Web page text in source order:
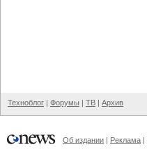
Техноблог | Форумы | ТВ | Архив
Об издании | Реклама |